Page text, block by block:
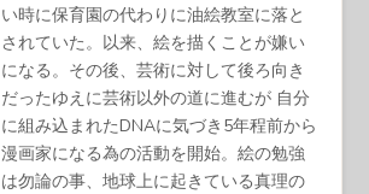
い時に保育園の代わりに油絵教室に落と
されていた。以来、絵を描くことが嫌い
になる。その後、芸術に対して後ろ向き
だったゆえに芸術以外の道に進むが 自分
に組み込まれたDNAに気づき5年程前から
漫画家になる為の活動を開始。絵の勉強
は勿論の事、地球上に起きている真理の